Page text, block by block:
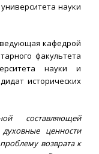
науки
кафедрой
факультета
науки и
исторических
составляющей
ценности
возврата к